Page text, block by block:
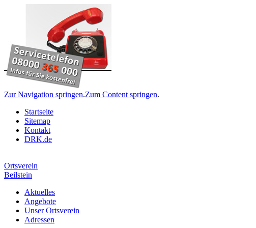
Zur Navigation springen.Zum Content springen.
Startseite
Sitemap
Kontakt
DRK.de
Ortsverein
Beilstein
Aktuelles
Angebote
Unser Ortsverein
Adressen